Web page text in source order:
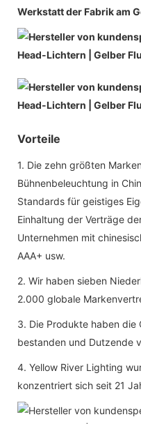
Werkstatt der Fabrik am
Vorteile
1. Die zehn größten
Bühnenbeleuchtung in
Standards für geistiges
Einhaltung der Verträge
Unternehmen mit
AAA+ usw.
2. Wir haben sieben
2.000 globale
3. Die Produkte haben die
bestanden und Dutzende
4. Yellow River Lighting
konzentriert sich seit 21